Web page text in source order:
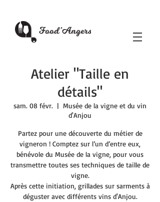
Atelier "Taille en
détails"
sam. 08 févr.
  |
Musée de la vigne et du vin
d'Anjou
Partez pour une découverte du métier de
vigneron ! Comptez sur l’un d’entre eux,
bénévole du Musée de la vigne, pour vous
transmettre toutes ses techniques de taille de
vigne.
Après cette initiation, grillades sur sarments à
déguster avec différents vins d'Anjou.